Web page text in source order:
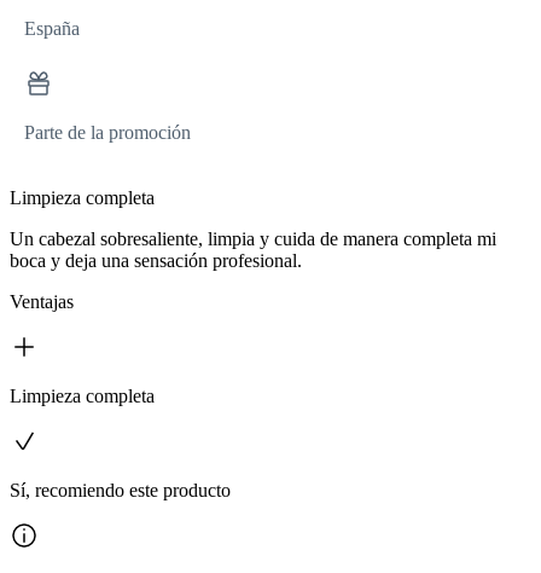
España
Parte de la promoción
Limpieza completa
Un cabezal sobresaliente, limpia y cuida de manera completa mi
boca y deja una sensación profesional.
Ventajas
Limpieza completa
Sí, recomiendo este producto